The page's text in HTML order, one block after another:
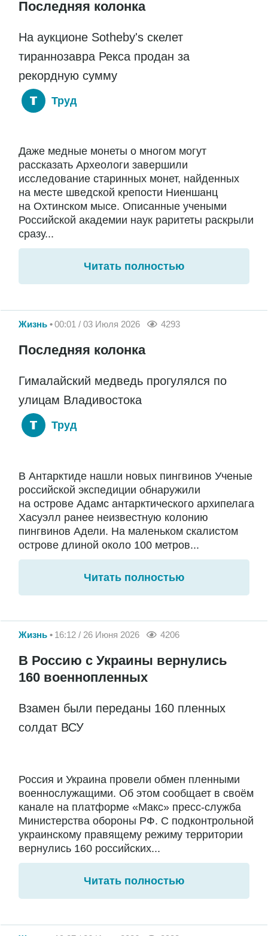
Последняя колонка
На аукционе Sotheby's скелет
тираннозавра Рекса продан за
рекордную сумму
Труд
Даже медные монеты о многом могут
рассказать Археологи завершили
исследование старинных монет, найденных
на месте шведской крепости Ниеншанц
на Охтинском мысе. Описанные учеными
Российской академии наук раритеты раскрыли
сразу...
Читать полностью
Жизнь 00:01 / 03 Июля 2026 4293
Последняя колонка
Гималайский медведь прогулялся по
улицам Владивостока
Труд
В Антарктиде нашли новых пингвинов Ученые
российской экспедиции обнаружили
на острове Адамс антарктического архипелага
Хасуэлл ранее неизвестную колонию
пингвинов Адели. На маленьком скалистом
острове длиной около 100 метров...
Читать полностью
Жизнь 16:12 / 26 Июня 2026 4206
В Россию с Украины вернулись
160 военнопленных
Взамен были переданы 160 пленных
солдат ВСУ
Россия и Украина провели обмен пленными
военнослужащими. Об этом сообщает в своём
канале на платформе «Макс» пресс-служба
Министерства обороны РФ. С подконтрольной
украинскому правящему режиму территории
вернулись 160 российских...
Читать полностью